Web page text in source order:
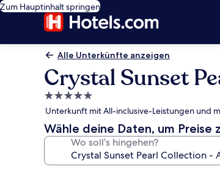
Zum Hauptinhalt springen
Alle Unterkünfte anzeigen
Crystal Sunset
5.0-
Sterne-
Unterkunft
Unterkunft mit All-inclusive-Leistungen und
Wähle deine Daten, um Preise
Wo soll’s hingehen?